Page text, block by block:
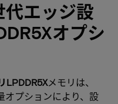
代エッジ設
オプシ
LPDDR5Xメモリは、
オプションにより、設